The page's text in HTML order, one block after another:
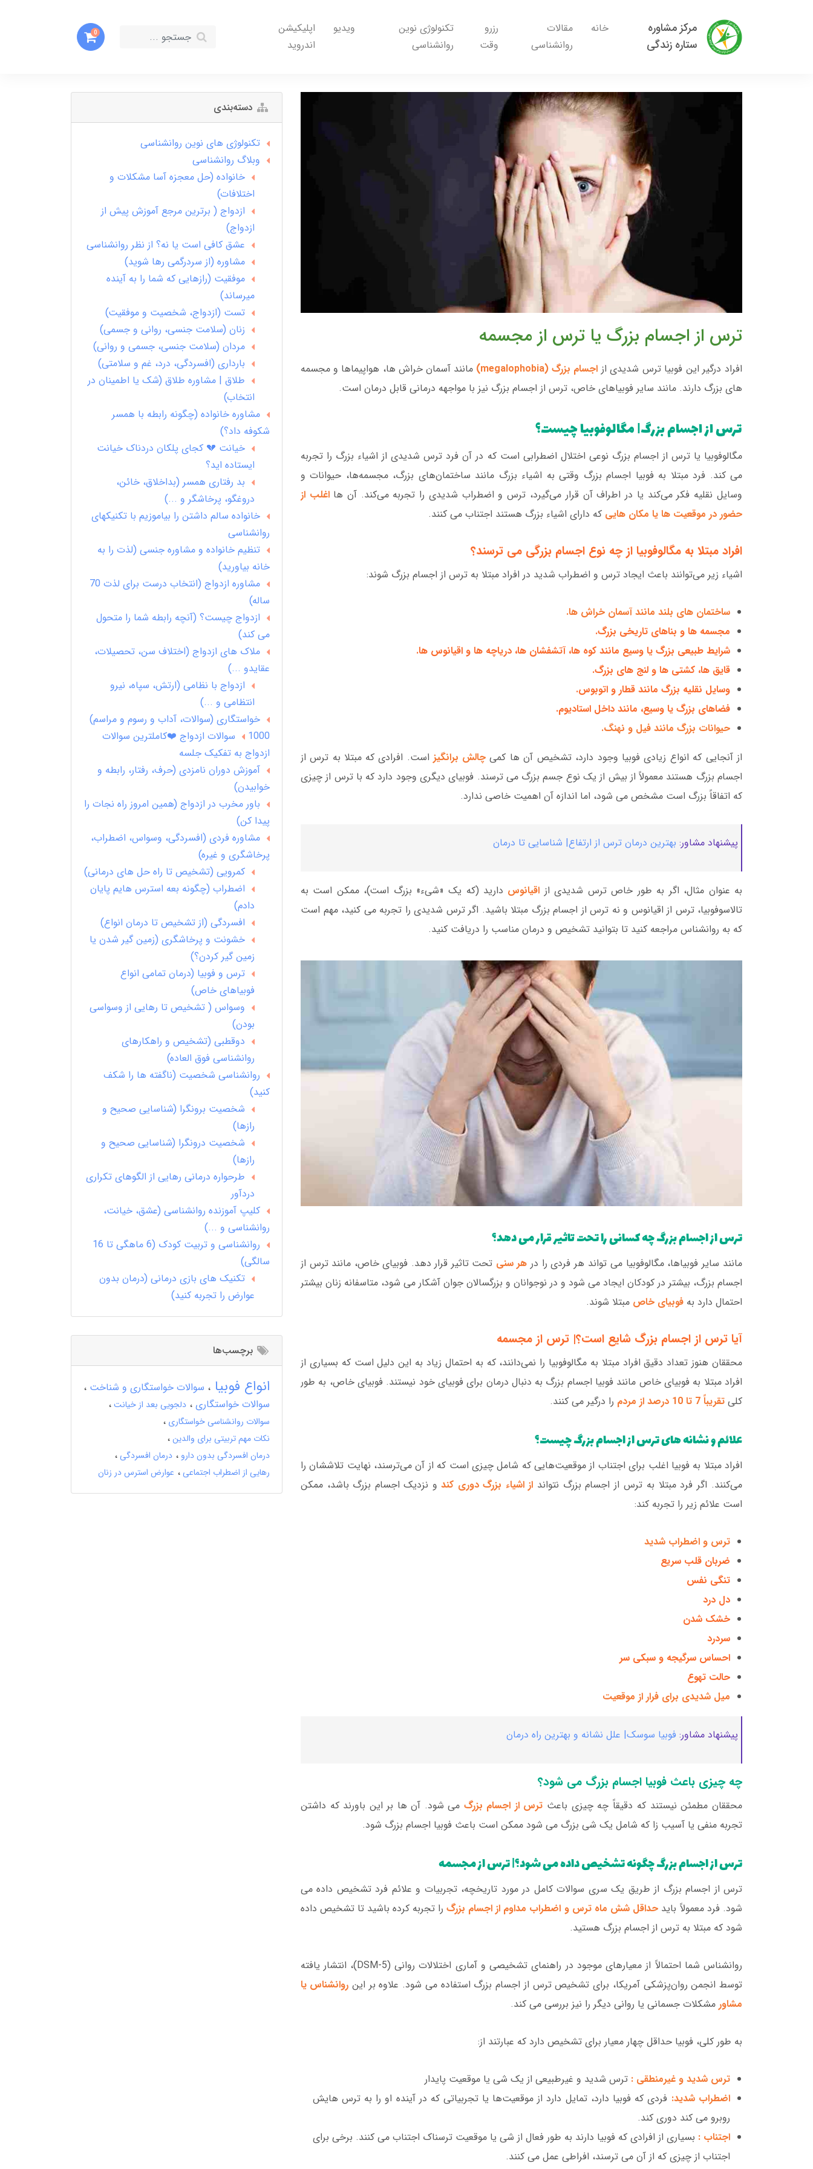
مرکز مشاوره
ستاره زندگی
خانه
مقالات
روانشناسی
رزرو
وقت
تکنولوژی نوین
روانشناسی
ویدیو
اپلیکیشن
اندروید
0
ترس از اجسام بزرگ یا ترس از مجسمه
افراد درگیر این فوبیا ترس شدیدی از اجسام بزرگ (megalophobia)
مانند آسمان خراش ها، هواپیماها و مجسمه
های بزرگ دارند. مانند سایر فوبیاهای خاص، ترس از اجسام بزرگ نیز با مواجهه درمانی قابل درمان است.
ترس از اجسام بزرگ| مگالوفوبیا چیست؟
مگالوفوبیا یا ترس از اجسام بزرگ نوعی اختلال اضطرابی است که در آن فرد ترس شدیدی از اشیاء بزرگ را تجربه
می کند. فرد مبتلا به فوبیا اجسام بزرگ وقتی به اشیاء بزرگ مانند ساختمان‌های بزرگ، مجسمه‌ها، حیوانات و
وسایل نقلیه فکر می‌کند یا در اطراف آن قرار می‌گیرد، ترس و اضطراب شدیدی را تجربه می‌کند. آن ها اغلب از
حضور در موقعیت ها یا مکان هایی که دارای اشیاء بزرگ هستند اجتناب می کنند.
افراد مبتلا به مگالوفوبیا از چه نوع اجسام بزرگی می ترسند؟
اشیاء زیر می‌توانند باعث ایجاد ترس و اضطراب شدید در افراد مبتلا به ترس از اجسام بزرگ شوند:
ساختمان های بلند مانند آسمان خراش ها.
مجسمه ها و بناهای تاریخی بزرگ.
شرایط طبیعی بزرگ یا وسیع مانند کوه ها، آتشفشان ها، دریاچه ها و اقیانوس ها.
قایق ها، کشتی ها و لنج های بزرگ.
وسایل نقلیه بزرگ مانند قطار و اتوبوس.
فضاهای بزرگ یا وسیع، مانند داخل استادیوم.
حیوانات بزرگ مانند فیل و نهنگ.
از آنجایی که انواع زیادی فوبیا وجود دارد، تشخیص آن ها کمی چالش برانگیز است. افرادی که مبتلا به ترس از
اجسام بزرگ هستند معمولاً از بیش از یک نوع جسم بزرگ می ترسند. فوبیای دیگری وجود دارد که با ترس از چیزی
که اتفاقاً بزرگ است مشخص می شود، اما اندازه آن اهمیت خاصی ندارد.
پیشنهاد مشاور: بهترین درمان ترس از ارتفاع| شناسایی تا درمان
به عنوان مثال، اگر به طور خاص ترس شدیدی از اقیانوس دارید (که یک «شیء» بزرگ است)، ممکن است به
تالاسوفوبیا، ترس از اقیانوس و نه ترس از اجسام بزرگ مبتلا باشید. اگر ترس شدیدی را تجربه می کنید، مهم است
که به روانشناس مراجعه کنید تا بتوانید تشخیص و درمان مناسب را دریافت کنید.
ترس از اجسام بزرگ چه کسانی را تحت تاثیر قرار می دهد؟
مانند سایر فوبیاها، مگالوفوبیا می تواند هر فردی را در هر سنی تحت تاثیر قرار دهد. فوبیای خاص، مانند ترس از
اجسام بزرگ، بیشتر در کودکان ایجاد می شود و در نوجوانان و بزرگسالان جوان آشکار می شود، متاسفانه زنان بیشتر
احتمال دارد به فوبیای خاص مبتلا شوند.
آیا ترس از اجسام بزرگ شایع است؟| ترس از مجسمه
محققان هنوز تعداد دقیق افراد مبتلا به مگالوفوبیا را نمی‌دانند، که به احتمال زیاد به این دلیل است که بسیاری از
افراد مبتلا به فوبیای خاص مانند فوبیا اجسام بزرگ به دنبال درمان برای فوبیای خود نیستند. فوبیای خاص، به طور
کلی تقریباً 7 تا 10 درصد از مردم را درگیر می کنند.
علائم و نشانه های ترس از اجسام بزرگ چیست؟
افراد مبتلا به فوبیا اغلب برای اجتناب از موقعیت‌هایی که شامل چیزی است که از آن می‌ترسند، نهایت تلاششان را
می‌کنند. اگر فرد مبتلا به ترس از اجسام بزرگ نتواند از اشیاء بزرگ دوری کند و نزدیک اجسام بزرگ باشد، ممکن
است علائم زیر را تجربه کند:
ترس و اضطراب شدید
ضربان قلب سریع
تنگی نفس
دل درد
خشک شدن
سردرد
احساس سرگیجه و سبکی سر
حالت تهوع
میل شدیدی برای فرار از موقعیت
پیشنهاد مشاور: فوبیا سوسک| علل نشانه و بهترین راه درمان
چه چیزی باعث فوبیا اجسام بزرگ می شود؟
محققان مطمئن نیستند که دقیقاً چه چیزی باعث ترس از اجسام بزرگ می شود. آن ها بر این باورند که داشتن
تجربه منفی یا آسیب زا که شامل یک شی بزرگ می شود ممکن است باعث فوبیا اجسام بزرگ شود.
ترس از اجسام بزرگ چگونه تشخیص داده می شود؟| ترس از مجسمه
ترس از اجسام بزرگ از طریق یک سری سوالات کامل در مورد تاریخچه، تجربیات و علائم فرد تشخیص داده می
شود. فرد معمولاً باید حداقل شش ماه ترس و اضطراب مداوم از اجسام بزرگ را تجربه کرده باشید تا تشخیص داده
شود که مبتلا به ترس از اجسام بزرگ هستید.
روانشناس شما احتمالاً از معیارهای موجود در راهنمای تشخیصی و آماری اختلالات روانی (DSM-5)، انتشار یافته
توسط انجمن روان‌پزشکی آمریکا، برای تشخیص ترس از اجسام بزرگ استفاده می شود. علاوه بر این روانشناس یا
مشاور مشکلات جسمانی یا روانی دیگر را نیز بررسی می کند.
به طور کلی، فوبیا حداقل چهار معیار برای تشخیص دارد که عبارتند از:
ترس شدید و غیرمنطقی : ترس شدید و غیرطبیعی از یک شی یا موقعیت پایدار
اضطراب شدید: فردی که فوبیا دارد، تمایل دارد از موقعیت‌ها یا تجربیاتی که در آینده او را به ترس هایش
روبرو می کند دوری کند.
اجتناب : بسیاری از افرادی که فوبیا دارند به طور فعال از شی یا موقعیت ترسناک اجتناب می کنند. برخی برای
اجتناب از چیزی که از آن می ترسند، افراطی عمل می کنند.
دسته‌بندی
تکنولوژی های نوین روانشناسی
وبلاگ روانشناسی
خانواده (حل معجزه آسا مشکلات و
اختلافات)
ازدواج ( برترین مرجع آموزش پیش از
ازدواج)
عشق کافی است یا نه؟ از نظر روانشناسی
مشاوره (از سردرگمی رها شوید)
موفقیت (رازهایی که شما را به آینده
میرساند)
تست (ازدواج، شخصیت و موفقیت)
زنان (سلامت جنسی، روانی و جسمی)
مردان (سلامت جنسی، جسمی و روانی)
بارداری (افسردگی، درد، غم و سلامتی)
طلاق | مشاوره طلاق (شک یا اطمینان در
انتخاب)
مشاوره خانواده (چگونه رابطه با همسر
شکوفه داد؟)
خیانت 💔 کجای پلکان دردناک خیانت
ایستاده اید؟
بد رفتاری همسر (بداخلاق، خائن،
دروغگو، پرخاشگر و ...)
خانواده سالم داشتن را بیاموزیم با تکنیکهای
روانشناسی
تنظیم خانواده و مشاوره جنسی (لذت را به
خانه بیاورید)
مشاوره ازدواج (انتخاب درست برای لذت 70
ساله)
ازدواج چیست؟ (آنچه رابطه شما را متحول
می کند)
ملاک های ازدواج (اختلاف سن، تحصیلات،
عقایدو ...)
ازدواج با نظامی (ارتش، سپاه، نیرو
انتظامی و ...)
خواستگاری (سوالات، آداب و رسوم و مراسم)
1000 سوالات ازدواج ❤️کاملترین سوالات
ازدواج به تفکیک جلسه
آموزش دوران نامزدی (حرف، رفتار، رابطه و
خوابیدن)
باور مخرب در ازدواج (همین امروز راه نجات را
پیدا کن)
مشاوره فردی (افسردگی، وسواس، اضطراب،
پرخاشگری و غیره)
کمرویی (تشخیص تا راه حل های درمانی)
اضطراب (چگونه بعه استرس هایم پایان
دادم)
افسردگی (از تشخیص تا درمان انواع)
خشونت و پرخاشگری (زمین گیر شدن یا
زمین گیر کردن؟)
ترس و فوبیا (درمان تمامی انواع
فوبیاهای خاص)
وسواس ( تشخیص تا رهایی از وسواسی
بودن)
دوقطبی (تشخیص و راهکارهای
روانشناسی فوق العاده)
روانشناسی شخصیت (ناگفته ها را شکف
کنید)
شخصیت برونگرا (شناسایی صحیح و
رازها)
شخصیت درونگرا (شناسایی صحیح و
رازها)
طرحواره درمانی رهایی از الگوهای تکراری
دردآور
کلیپ آموزنده روانشناسی (عشق، خیانت،
روانشناسی و ...)
روانشناسی و تربیت کودک (6 ماهگی تا 16
سالگی)
تکنیک های بازی درمانی (درمان بدون
عوارض را تجربه کنید)
برچسب‌ها
انواع فوبیا
سوالات خواستگاری و شناخت
سوالات خواستگاری
دلجویی بعد از خیانت
سوالات روانشناسی خواستگاری
نکات مهم تربیتی برای والدین
درمان افسردگی بدون دارو
درمان افسردگی
رهایی از اضطراب اجتماعی
عوارض استرس در زنان